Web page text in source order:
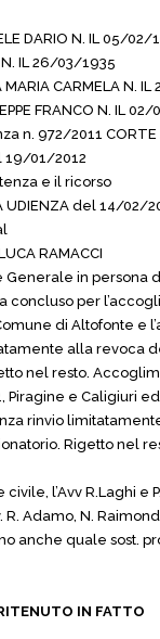
DARIO N. IL 05/02/
N. IL 26/03/1935
MARIA CARMELA N.
FRANCO N. IL
n. 972/2011 CORTE
19/01/2012
e il ricorso
UDIENZA del 14/02/
RAMACCI
Generale in persona
concluso per
di Altofonte e
alla revoca
nel resto.
Piragine e Caligiuri ed
rinvio
Rigetto nel
l’Avv R.Laghi e
R. Adamo, N.
anche quale sost.
IN FATTO